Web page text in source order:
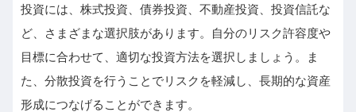
投資には、株式投資、債券投資、不動産投資、投資信託な
ど、さまざまな選択肢があります。自分のリスク許容度や
目標に合わせて、適切な投資方法を選択しましょう。ま
た、分散投資を行うことでリスクを軽減し、長期的な資産
形成につなげることができます。